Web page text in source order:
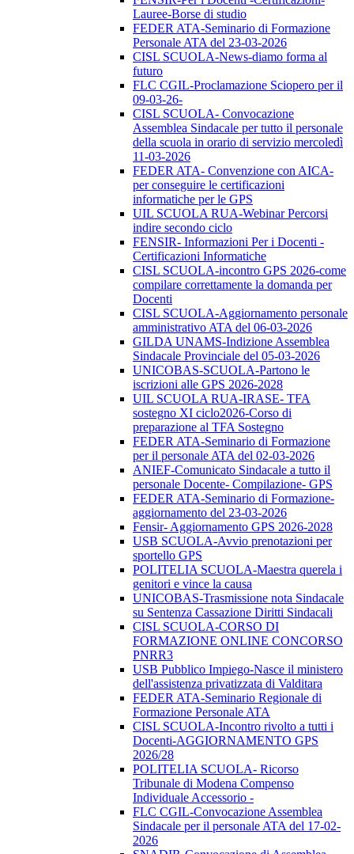
Lauree-Borse di studio
FEDER ATA-Seminario di Formazione
Personale ATA del 23-03-2026
CISL SCUOLA-News-diamo forma al
futuro
FLC CGIL-Proclamazione Sciopero per il
09-03-26-
CISL SCUOLA- Convocazione
Assemblea Sindacale per tutto il personale
della scuola in orario di servizio mercoledì
11-03-2026
FEDER ATA- Convenzione con AICA-
per conseguire le certificazioni
informatiche per le GPS
UIL SCUOLA RUA-Webinar Percorsi
indire secondo ciclo
FENSIR- Informazioni Per i Docenti -
Certificazioni Informatiche
CISL SCUOLA-incontro GPS 2026-come
compilare correttamente la domanda per
Docenti
CISL SCUOLA-Aggiornamento personale
amministrativo ATA del 06-03-2026
GILDA UNAMS-Indizione Assemblea
Sindacale Provinciale del 05-03-2026
UNICOBAS-SCUOLA-Partono le
iscrizioni alle GPS 2026-2028
UIL SCUOLA RUA-IRASE- TFA
sostegno XI ciclo2026-Corso di
preparazione al TFA Sostegno
FEDER ATA-Seminario di Formazione
per il personale ATA del 02-03-2026
ANIEF-Comunicato Sindacale a tutto il
personale Docente- Compilazione- GPS
FEDER ATA-Seminario di Formazione-
aggiornamento del 23-03-2026
Fensir- Aggiornamento GPS 2026-2028
USB SCUOLA-Avvio prenotazioni per
sportello GPS
POLITELIA SCUOLA-Maestra querela i
genitori e vince la causa
UNICOBAS-Trasmissione nota Sindacale
su Sentenza Cassazione Diritti Sindacali
CISL SCUOLA-CORSO DI
FORMAZIONE ONLINE CONCORSO
PNRR3
USB Pubblico Impiego-Nasce il ministero
dell'assistenza privatizzata di Valditara
FEDER ATA-Seminario Regionale di
Formazione Personale ATA
CISL SCUOLA-Incontro rivolto a tutti i
Docenti-AGGIORNAMENTO GPS
2026/28
POLITELIA SCUOLA- Ricorso
Tribunale di Modena Compenso
Individuale Accessorio -
FLC CGIL-Convocazione Assemblea
Sindacale per il personale ATA del 17-02-
2026